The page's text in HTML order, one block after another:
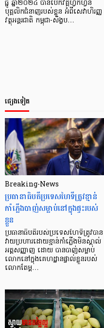
ធ្នូ ឆ្នាំ២០២៤ បានបើកវគ្គហ្វឹកហ្វឺន
បុគ្គលិកជំនាញរបស់ខ្លួន អំពីសេវាហិរញ្ញ
វត្ថុអន្តរជាតិ កម្ពុជា-សិង្ហប…
ផ្សេងទៀត
Breaking-News
ប្រធានាធិបតីប្រទេសហៃទីត្រូវខ្មាន់
កាំភ្លើងបាញ់សម្លាប់នៅក្នុងផ្ទះរបស់
ខ្លួន
ប្រធានាធិបតីរបស់ប្រទេសហៃទីត្រូវបាន
វាយប្រហារដោយខ្មាន់កាំភ្លើងមិនស្គាល់
អត្តសញ្ញាញ ដោយ បានបាញ់សម្លាប់
លោកនៅក្នុងគេហដ្ឋានផ្ទាល់ខ្លួនរបស់
លោកតែម្ត…